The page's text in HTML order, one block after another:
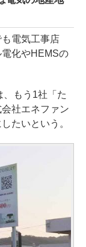
電気工事店
化やHEMSの
もう1社「た
社エネファン
たいという。